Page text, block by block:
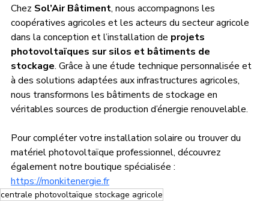
Chez Sol’Air Bâtiment, nous accompagnons les
coopératives agricoles et les acteurs du secteur agricole
dans la conception et l’installation de projets
photovoltaïques sur silos et bâtiments de
stockage. Grâce à une étude technique personnalisée et
à des solutions adaptées aux infrastructures agricoles,
nous transformons les bâtiments de stockage en
véritables sources de production d’énergie renouvelable.
Pour compléter votre installation solaire ou trouver du
matériel photovoltaïque professionnel, découvrez
également notre boutique spécialisée :
https://monkitenergie.fr
centrale photovoltaïque stockage agricole